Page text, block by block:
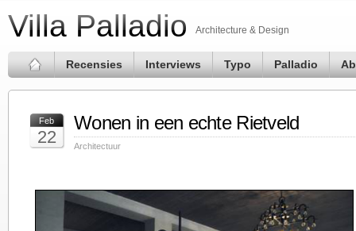
Villa Palladio Architecture & Design
Recensies Interviews Typo Palladio
Feb
22
Wonen in een echte Rietveld
Architectuur